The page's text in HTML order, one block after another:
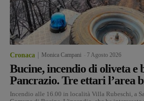
Cronaca Monica Campani 7 Agosto 2026
Bucine, incendio di oliveta e
Pancrazio. Tre ettari l’area
Incendio alle 16.00 in località Villa Rubeschi, a